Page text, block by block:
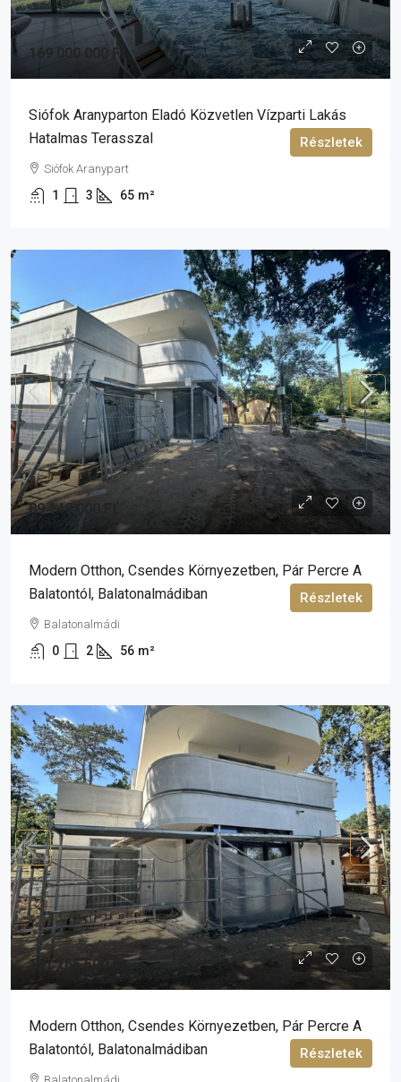
169 000 000 Ft
Siófok Aranyparton Eladó Közvetlen Vízparti Lakás
Hatalmas Terasszal
Siófok Aranypart
1 3 65 m²
Részletek
89 148 000 Ft
Modern Otthon, Csendes Környezetben, Pár Percre A
Balatontól, Balatonalmádiban
Balatonalmádi
0 2 56 m²
Részletek
101 165 500 Ft
Modern Otthon, Csendes Környezetben, Pár Percre A
Balatontól, Balatonalmádiban
Részletek